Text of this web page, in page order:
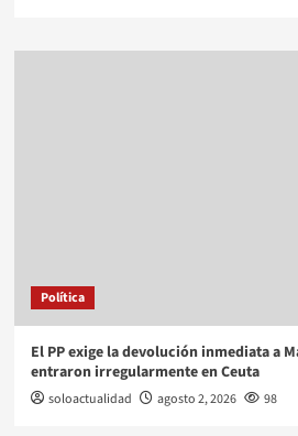
Política
El PP exige la devolución inmediata a
entraron irregularmente en Ceuta
soloactualidad agosto 2, 2026 98